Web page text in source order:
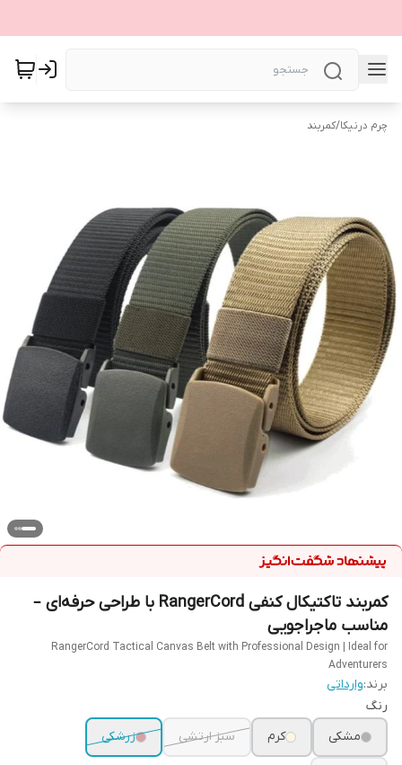
چرم درنیکا/کمربند
کمربند تاکتیکال کنفی RangerCord با طراحی حرفه‌ای –
مناسب ماجراجویی
RangerCord Tactical Canvas Belt with Professional Design | Ideal for
Adventurers
برند:وارداتی
رنگ
مشکی
کرم سبز ارتشی زرشکی